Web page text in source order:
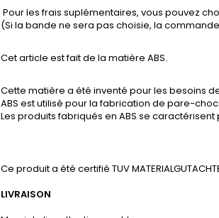
Pour les frais suplémentaires, vous pouvez
(Si la bande ne sera pas choisie, la
Cet article est fait de la matière ABS.
Cette matière a été inventé pour les besoins
ABS est utilisé pour la fabrication de pare-
Les produits fabriqués en ABS se
Ce produit a été certifié TUV
LIVRAISON